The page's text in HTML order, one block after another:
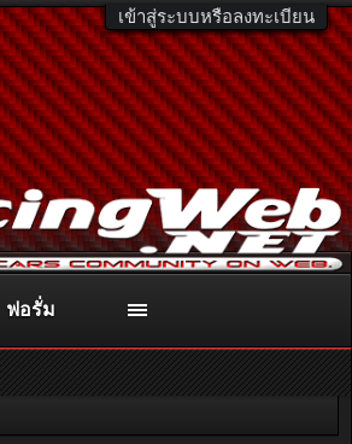
เข้าสู่ระบบหรือลงทะเบียน
หรือโทร. 081-811-1138
รายละเอียดเพิ่มเติม คลิกที่นี่
ฟอรั่ม